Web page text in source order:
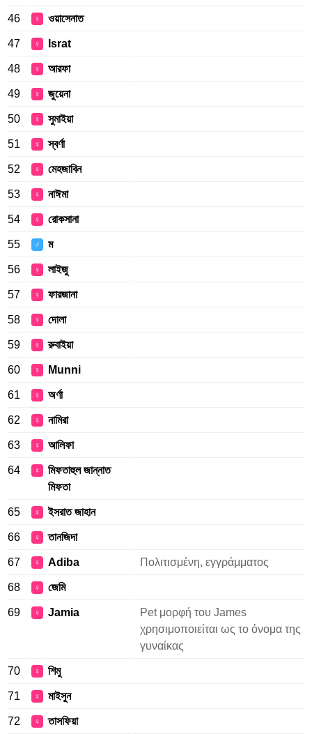
46 ♀ ওয়াসেনাত
47 ♀ Israt
48 ♀ আরফা
49 ♀ জুয়েনা
50 ♀ সুমাইয়া
51 ♀ স্বর্ণা
52 ♀ মেহজাবিন
53 ♀ নাঈমা
54 ♀ রোকসানা
55 ♂ ম
56 ♀ লাইজু
57 ♀ ফারজানা
58 ♀ দোলা
59 ♀ রুবাইয়া
60 ♀ Munni
61 ♀ অর্ণা
62 ♀ নামিরা
63 ♀ আলিফা
64 ♀
মিফতাহুল জান্নাত
মিফতা
65 ♀ ইসরাত জাহান
66 ♀ তানজিদা
67 ♀ Adiba Πολιτισμένη, εγγράμματος
68 ♀ জেমি
69 ♀ Jamia
Pet μορφή του James
χρησιμοποιείται ως το όνομα της
γυναίκας
70 ♀ শিমু
71 ♀ মাইসুন
72 ♀ তাসফিয়া